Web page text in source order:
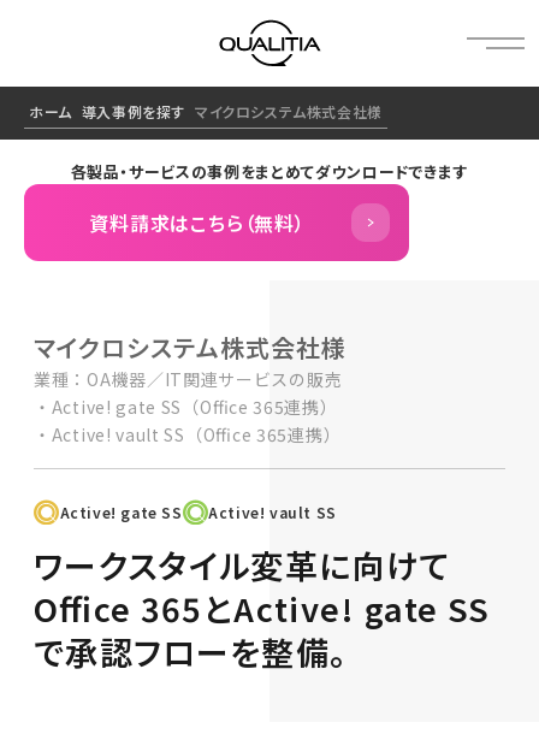
ホーム 導入事例を探す マイクロシステム株式会社様
各製品・サービスの事例をまとめてダウンロードできます
資料請求はこちら（無料）
マイクロシステム株式会社様
業種：OA機器／IT関連サービスの販売
・Active! gate SS（Oﬃce 365連携）
・Active! vault SS（Oﬃce 365連携）
Active! gate SS Active! vault SS
ワークスタイル変革に向けて
Oﬃce 365とActive! gate SS
で承認フローを整備。